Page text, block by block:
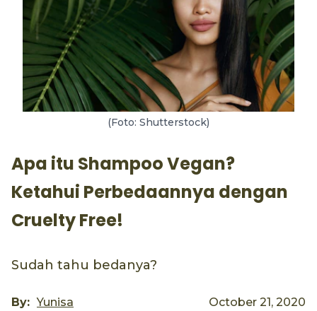
(Foto: Shutterstock)
Apa itu Shampoo Vegan?
Ketahui Perbedaannya dengan
Cruelty Free!
Sudah tahu bedanya?
By: Yunisa October 21, 2020